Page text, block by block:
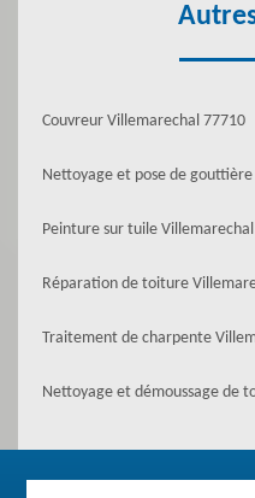
Couvreur Villemarechal 77710
Nettoyage et pose de
Peinture sur tuile
Réparation de toiture
Traitement de charpente
Nettoyage et démoussage de